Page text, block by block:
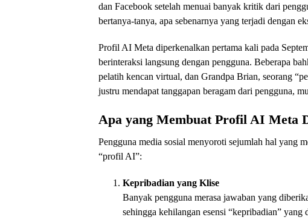
dan Facebook setelah menuai banyak kritik dari
bertanya-tanya, apa sebenarnya yang terjadi dengan
Profil AI Meta diperkenalkan pertama kali pada
berinteraksi langsung dengan pengguna. Beberapa
pelatih kencan virtual, dan Grandpa Brian, seorang
justru mendapat tanggapan beragam dari pengguna,
Apa yang Membuat Profil AI Meta
Pengguna media sosial menyoroti sejumlah hal yang
“profil AI”:
Kepribadian yang Klise
Banyak pengguna merasa jawaban yang
sehingga kehilangan esensi “kepribadian” yang